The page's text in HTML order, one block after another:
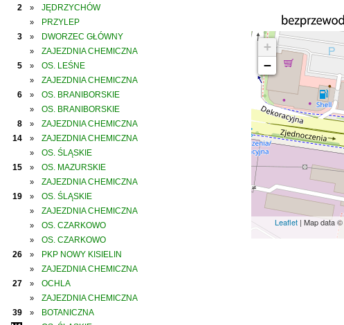
2
» JĘDRZYCHÓW
»
PRZYLEP
3
» DWORZEC GŁÓWNY
»
ZAJEZDNIA CHEMICZNA
5
» OS. LEŚNE
»
ZAJEZDNIA CHEMICZNA
6
» OS. BRANIBORSKIE
»
OS. BRANIBORSKIE
8
»
ZAJEZDNIA CHEMICZNA
14
» ZAJEZDNIA CHEMICZNA
»
OS. ŚLĄSKIE
15
» OS. MAZURSKIE
»
ZAJEZDNIA CHEMICZNA
19
» OS. ŚLĄSKIE
» ZAJEZDNIA CHEMICZNA
» OS. CZARKOWO
»
OS. CZARKOWO
26
» PKP NOWY KISIELIN
»
ZAJEZDNIA CHEMICZNA
27
» OCHLA
»
ZAJEZDNIA CHEMICZNA
39
»
BOTANICZNA
+
−
Leaflet | Map data ©